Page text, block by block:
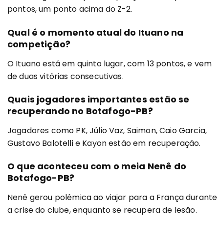
pontos, um ponto acima do Z-2.
Qual é o momento atual do Ituano na
competição?
O Ituano está em quinto lugar, com 13 pontos, e vem
de duas vitórias consecutivas.
Quais jogadores importantes estão se
recuperando no Botafogo-PB?
Jogadores como PK, Júlio Vaz, Saimon, Caio Garcia,
Gustavo Balotelli e Kayon estão em recuperação.
O que aconteceu com o meia Nenê do
Botafogo-PB?
Nenê gerou polêmica ao viajar para a França durante
a crise do clube, enquanto se recupera de lesão.